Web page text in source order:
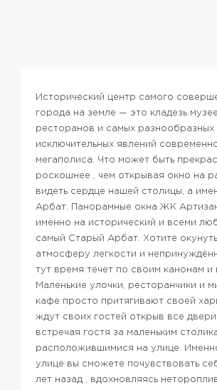
Исторический центр самого
города на земле — это кладезь
ресторанов и самых разнообразных
исключительных явлений
мегаполиса. Что может быть
роскошнее , чем открывая окно на
видеть сердце нашей столицы, а
Арбат. Панорамные окна ЖК
именно на исторический и всеми
самый Старый Арбат. Хотите
атмосферу легкости и
тут время течет по своим канонам и
Маленькие улочки, ресторанчики и
кафе просто притягивают своей
ждут своих гостей открыв все
встречая гостя за маленьким
расположившимися на улице.
улице вы сможете почувствовать
лет назад , вдохновляясь